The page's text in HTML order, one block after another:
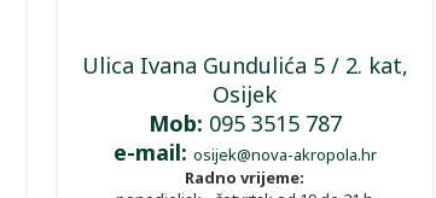
Ulica Ivana Gundulića 5 / 2. kat,
Osijek
Mob: 095 3515 787
e-mail: osijek@nova-akropola.hr
Radno vrijeme: